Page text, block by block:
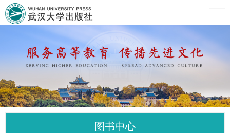
图书中心